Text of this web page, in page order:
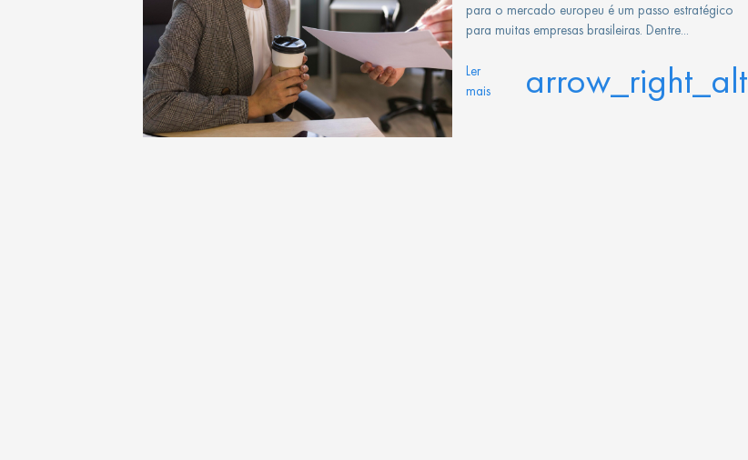
para o mercado europeu é um passo estratégico
para muitas empresas brasileiras. Dentre...
Ler
mais
arrow_right_alt